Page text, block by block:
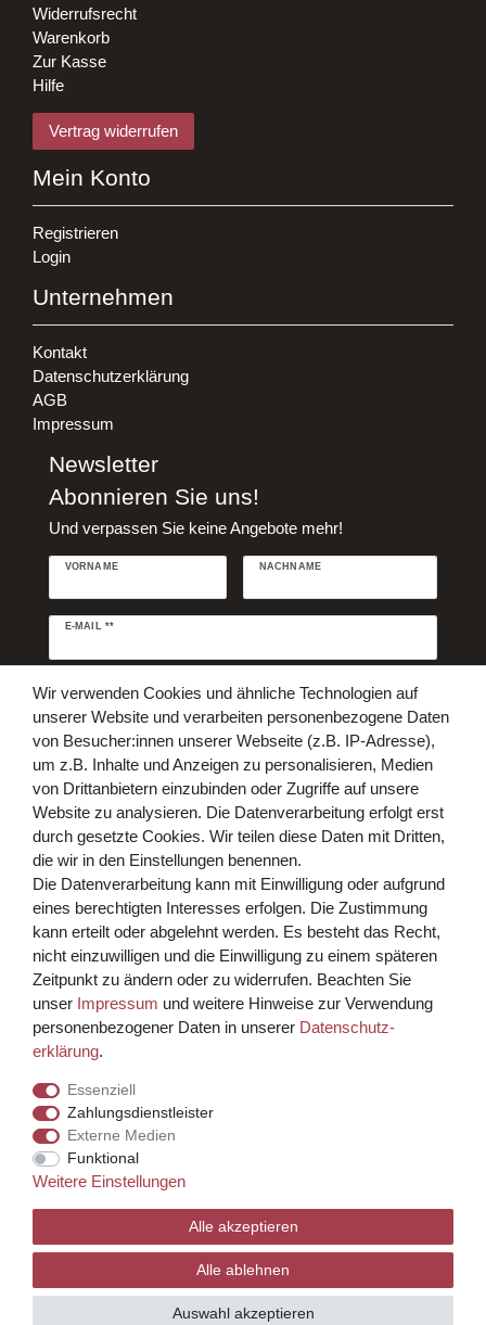
Widerrufsrecht
Warenkorb
Zur Kasse
Hilfe
Vertrag widerrufen
Mein Konto
Registrieren
Login
Unternehmen
Kontakt
Datenschutzerklärung
AGB
Impressum
Newsletter
Abonnieren Sie uns!
Und verpassen Sie keine Angebote mehr!
VORNAME NACHNAME
E-MAIL **
Newsletter
Hiermit bestätige ich, dass ich dieDaten­schutz­erklärung
gelesen habe. Meine Einwilligung kann ich jederzeit widerrufen.**
Abonnieren
** Hierbei handelt es sich um ein Pflichtfeld.
Bezahlen Sie bequem per
Kreditkarte über PayPal Funktion
Wir versenden mit
© Copyright 2026 Weinhaus Blum. Alle Rechte vorbehalten.
Template, CMS & Warenwirtschaft by
Wir verwenden Cookies und ähnliche Technologien auf
unserer Website und verarbeiten personenbezogene Daten
von Besucher:innen unserer Webseite (z.B. IP-Adresse),
um z.B. Inhalte und Anzeigen zu personalisieren, Medien
von Drittanbietern einzubinden oder Zugriffe auf unsere
Website zu analysieren. Die Datenverarbeitung erfolgt erst
durch gesetzte Cookies. Wir teilen diese Daten mit Dritten,
die wir in den Einstellungen benennen.
Die Datenverarbeitung kann mit Einwilligung oder aufgrund
eines berechtigten Interesses erfolgen. Die Zustimmung
kann erteilt oder abgelehnt werden. Es besteht das Recht,
nicht einzuwilligen und die Einwilligung zu einem späteren
Zeitpunkt zu ändern oder zu widerrufen. Beachten Sie
unser Impressum und weitere Hinweise zur Verwendung
personenbezogener Daten in unserer Daten­schutz­
erklärung.
Essenziell
Zahlungsdienstleister
Externe Medien
Funktional
Weitere Einstellungen
Alle akzeptieren
Alle ablehnen
Auswahl akzeptieren